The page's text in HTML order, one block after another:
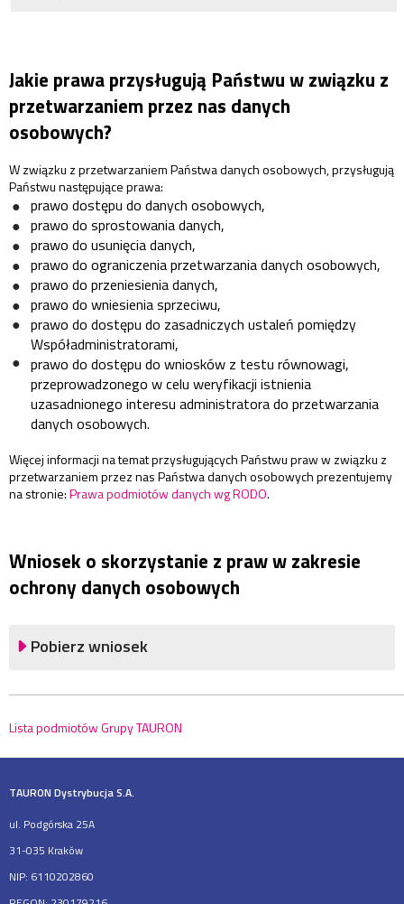
Jakie prawa przysługują Państwu w związku z
przetwarzaniem przez nas danych
osobowych?
W związku z przetwarzaniem Państwa danych osobowych, przysługują
Państwu następujące prawa:
prawo dostępu do danych osobowych,
prawo do sprostowania danych,
prawo do usunięcia danych,
prawo do ograniczenia przetwarzania danych osobowych,
prawo do przeniesienia danych,
prawo do wniesienia sprzeciwu,
prawo do dostępu do zasadniczych ustaleń pomiędzy
Współadministratorami,
prawo do dostępu do wniosków z testu równowagi,
przeprowadzonego w celu weryfikacji istnienia
uzasadnionego interesu administratora do przetwarzania
danych osobowych.
Więcej informacji na temat przysługujących Państwu praw w związku z
przetwarzaniem przez nas Państwa danych osobowych prezentujemy
na stronie:Prawa podmiotów danych wg RODO.
Wniosek o skorzystanie z praw w zakresie
ochrony danych osobowych
Pobierz wniosek
Lista podmiotów Grupy TAURON
TAURON Dystrybucja S.A.
ul. Podgórska 25A
31-035 Kraków
NIP: 6110202860